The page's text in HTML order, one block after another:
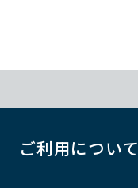
ご利用について